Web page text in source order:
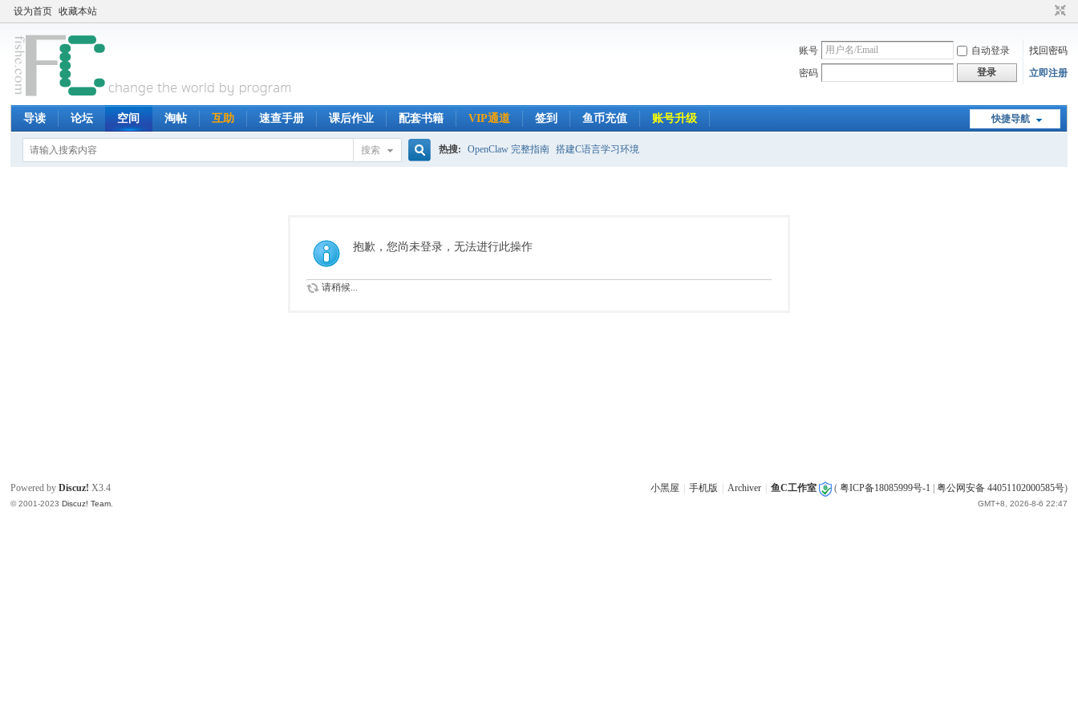
设为首页 收藏本站
账号 自动登录
找回密码
密码
登录 立即注册
快捷导航
导读 论坛 空间 淘帖 互助 速查手册 课后作业 配套书籍 VIP通道 签到 鱼币充值 账号升级
搜索
索
热搜: OpenClaw 完整指南 搭建C语言学习环境
抱歉，您尚未登录，无法进行此操作
请稍候...
小黑屋 手机版 Archiver 鱼C工作室 ( 粤ICP备18085999号-1 粤公网安备 44051102000585号)
GMT+8, 2026-8-6 22:47
Powered byDiscuz! X3.4
© 2001-2023Discuz! Team